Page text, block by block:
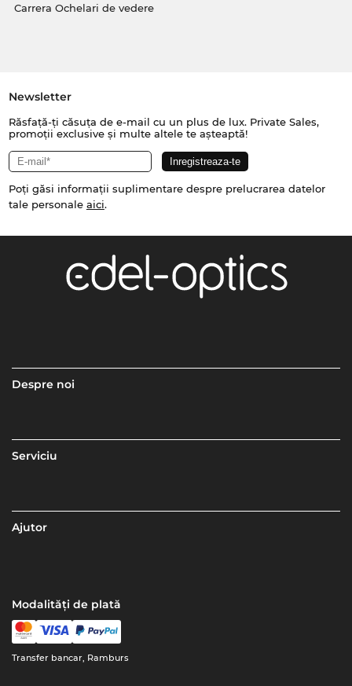
Carrera Ochelari de vedere
Newsletter
Răsfață-ți căsuța de e-mail cu un plus de lux. Private Sales,
promoții exclusive și multe altele te așteaptă!
Poți găsi informații suplimentare despre prelucrarea datelor
tale personale aici.
Despre noi
Serviciu
Ajutor
Modalități de plată
Transfer bancar, Ramburs